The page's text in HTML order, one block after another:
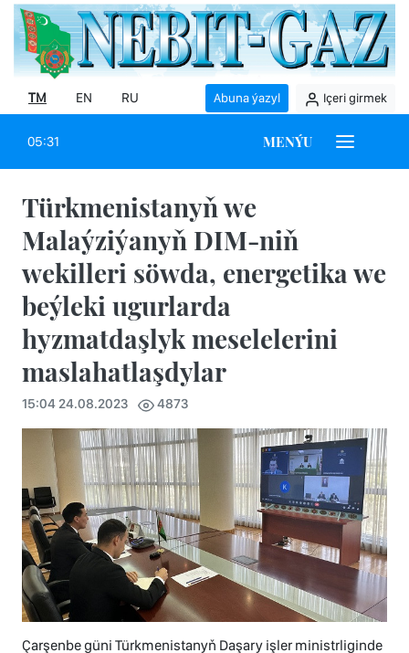
TM EN RU Abuna ýazyl Içeri girmek
05:31 MENÝU
Türkmenistanyň we
Malaýziýanyň DIM-niň
wekilleri söwda, energetika we
beýleki ugurlarda
hyzmatdaşlyk meselelerini
maslahatlaşdylar
15:04 24.08.2023 4873
Çarşenbe güni Türkmenistanyň Daşary işler ministrliginde